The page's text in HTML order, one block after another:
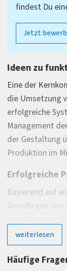
findest Du
Jetzt
Ideen zu
Eine der
die Umsetzung
erfolgreiche
Management
der Gestaltung
Produktion im
Erfolgreiche
Basierend auf
Grundlagen
methodische
analysiert,
entwickelt und
weiterlesen
Häufige